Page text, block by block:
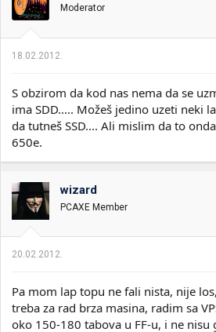
Moderator
18.02.2012.
S obzirom da kod nas nema da se
ima SDD..... Možeš jedino uzeti neki
da tutneš SSD.... Ali mislim da to
650e.
wizard
PCAXE Member
20.02.2012.
Pa mom lap topu ne fali nista, nije
treba za rad brza masina, radim sa
oko 150-180 tabova u FF-u, i ne nisu